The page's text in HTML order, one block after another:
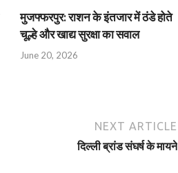
मुजफ्फरपुर: राशन के इंतजार में ठंडे होते
चूल्हे और खाद्य सुरक्षा का सवाल
June 20, 2026
NEXT ARTICLE
दिल्ली ब्रांड संघर्ष के मायने